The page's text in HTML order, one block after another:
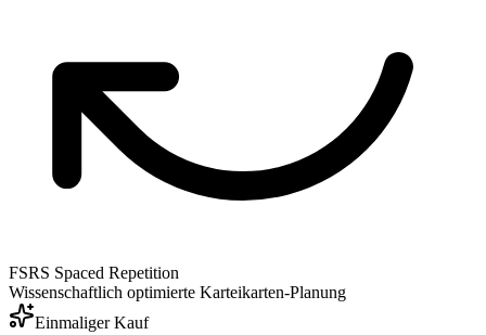
FSRS Spaced Repetition
Wissenschaftlich optimierte Karteikarten-Planung
Einmaliger Kauf